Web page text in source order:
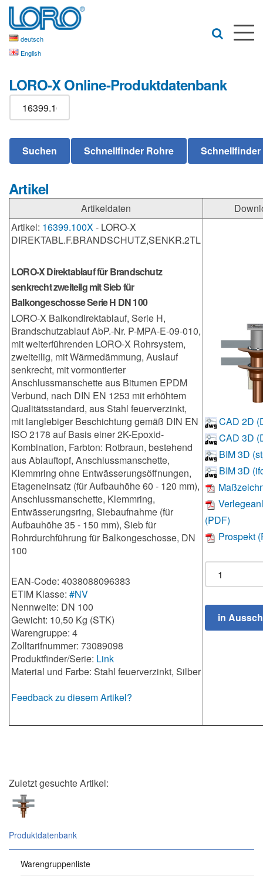
deutsch
English
LORO-X Online-Produktdatenbank
Artikel
Artikeldaten
Artikel: 16399.100X- LORO-X
DIREKTABL.F.BRANDSCHUTZ,SENKR.2TL
LORO-X Direktablauf für Brandschutz
senkrecht zweiteilg mit Sieb für
Balkongeschosse Serie H DN 100
LORO-X Balkondirektablauf, Serie H,
Brandschutzablauf AbP.-Nr. P-MPA-E-09-010,
mit weiterführenden LORO-X Rohrsystem,
zweiteilig, mit Wärmedämmung, Auslauf
senkrecht, mit vormontierter
Anschlussmanschette aus Bitumen EPDM
Verbund, nach DIN EN 1253 mit erhöhtem
Qualitätsstandard, aus Stahl feuerverzinkt,
mit langlebiger Beschichtung gemäß DIN EN
ISO 2178 auf Basis einer 2K-Epoxid-
Kombination, Farbton: Rotbraun, bestehend
aus Ablauftopf, Anschlussmanschette,
Klemmring ohne Entwässerungsöffnungen,
Etageneinsatz (für Aufbauhöhe 60 - 120 mm),
Anschlussmanschette, Klemmring,
Entwässerungsring, Siebaufnahme (für
Aufbauhöhe 35 - 150 mm), Sieb für
Rohrdurchführung für Balkongeschosse, DN
100
EAN-Code: 4038088096383
ETIM Klasse: #NV
Nennweite: DN 100
Gewicht: 10,50 Kg (STK)
Warengruppe: 4
Zolltarifnummer: 73089098
Produktfinder/Serie: Link
Material und Farbe: Stahl feuerverzinkt, Silber
Feedback zu diesem Artikel?
CAD 2D
CAD 3D
BIM 3D
BIM 3D
(PDF)
Prospekt
Zuletzt gesuchte Artikel:
Produktdatenbank
Warengruppenliste